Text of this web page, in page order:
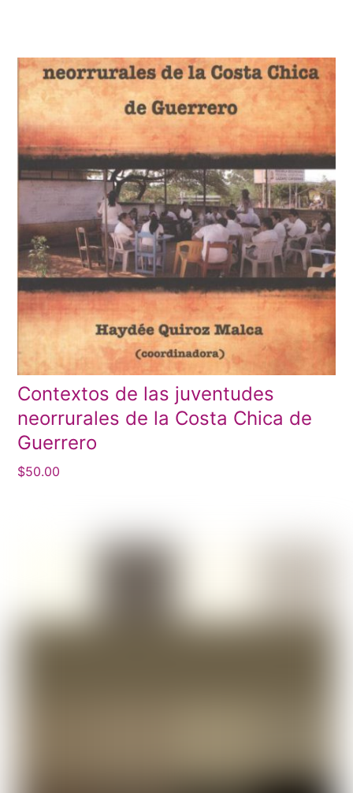
Contextos de las juventudes
neorrurales de la Costa Chica de
Guerrero
$50.00